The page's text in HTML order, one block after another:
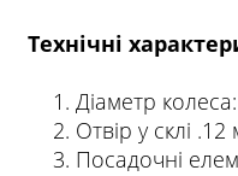
Технічні
Діаметр
Отвір у склі .12
Посадочні